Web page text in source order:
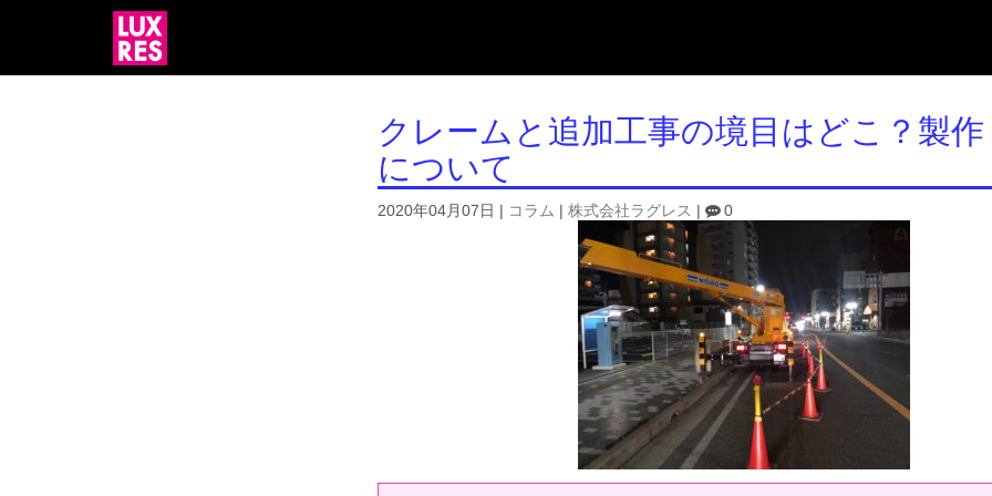
クレームと追加工事の境目はどこ？製作
について
2020年04月07日 コラム 株式会社ラグレス 0